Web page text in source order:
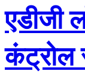
एडीजी
कंट्रोल